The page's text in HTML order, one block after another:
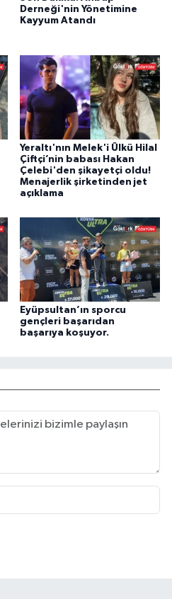
Derneği'nin Yönetimine
Kayyum Atandı
Yeraltı'nın Melek'i Ülkü Hilal
Çiftçi’nin babası Hakan
Çelebi'den şikayetçi oldu!
Menajerlik şirketinden jet
açıklama
Eyüpsultan’ın sporcu
gençleri başarıdan
başarıya koşuyor.